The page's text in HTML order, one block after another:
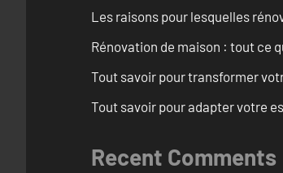
Les raisons pour lesquelles
Rénovation de maison : tout ce
Tout savoir pour transformer
Tout savoir pour adapter votre
Recent Comments